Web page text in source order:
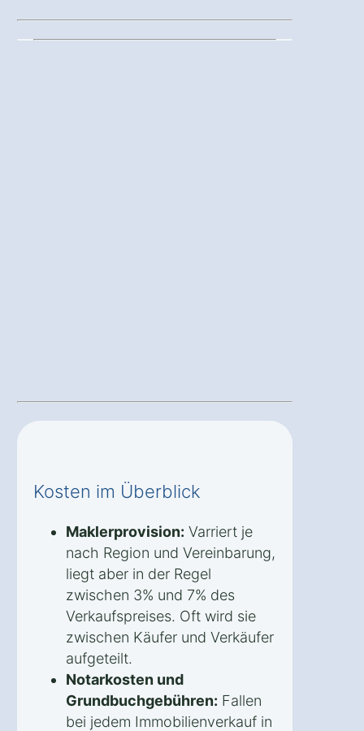
Kosten im Überblick
Maklerprovision: Varriert je
nach Region und Vereinbarung,
liegt aber in der Regel
zwischen 3% und 7% des
Verkaufspreises. Oft wird sie
zwischen Käufer und Verkäufer
aufgeteilt.
Notarkosten und
Grundbuchgebühren: Fallen
bei jedem Immobilienverkauf in